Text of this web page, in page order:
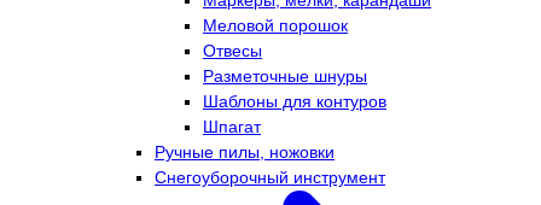
Меловой порошок
Отвесы
Разметочные шнуры
Шаблоны для контуров
Шпагат
Ручные пилы, ножовки
Снегоуборочный инструмент